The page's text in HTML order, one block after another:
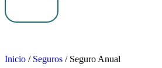
Inicio / Seguros / Seguro Anual